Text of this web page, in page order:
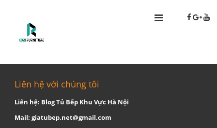
Liên hệ với chúng tôi
Liên hệ: Blog Tủ Bếp Khu Vực Hà Nội
Mail: giatubep.net@gmail.com